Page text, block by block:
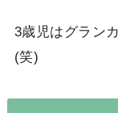
3歳児はグラン
(笑)